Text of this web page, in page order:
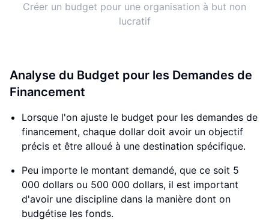
Créer un budget pour une organisation à but non
lucratif
Analyse du Budget pour les Demandes de
Financement
Lorsque l'on ajuste le budget pour les demandes de
financement, chaque dollar doit avoir un objectif
précis et être alloué à une destination spécifique.
Peu importe le montant demandé, que ce soit 5
000 dollars ou 500 000 dollars, il est important
d'avoir une discipline dans la manière dont on
budgétise les fonds.